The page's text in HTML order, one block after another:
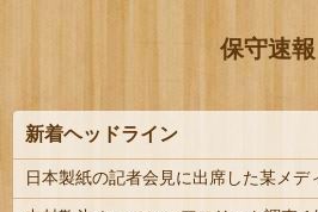
保守速報
新着ヘッドライン